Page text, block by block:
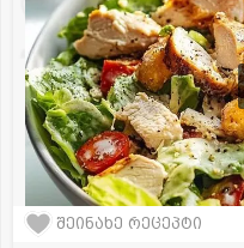
შეინახე რეცეპტი